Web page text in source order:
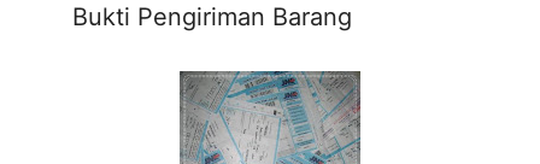
Bukti Pengiriman Barang